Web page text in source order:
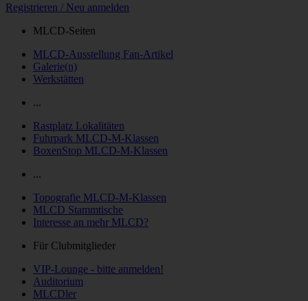
Registrieren / Neu anmelden
MLCD-Seiten
MLCD-Ausstellung Fan-Artikel
Galerie(n)
Werkstätten
...
Rastplatz Lokalitäten
Fuhrpark MLCD-M-Klassen
BoxenStop MLCD-M-Klassen
...
Topografie MLCD-M-Klassen
MLCD Stammtische
Interesse an mehr MLCD?
Für Clubmitglieder
VIP-Lounge - bitte anmelden!
Auditorium
MLCDler